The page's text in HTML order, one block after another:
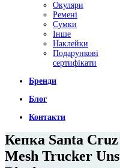
Окуляри
Ремені
Сумки
Інше
Наклейки
Подарункові
сертифікати
Бренди
Блог
Контакти
Кепкa Santa
Mesh Trucker